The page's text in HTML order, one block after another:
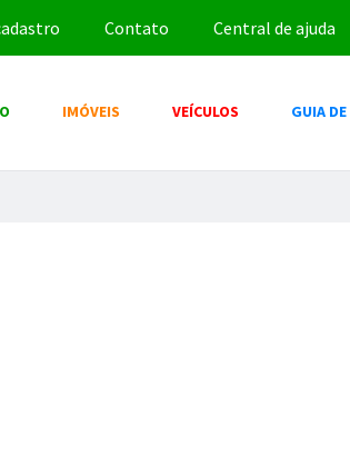
Contato Central de ajuda
IMÓVEIS VEÍCULOS GUIA